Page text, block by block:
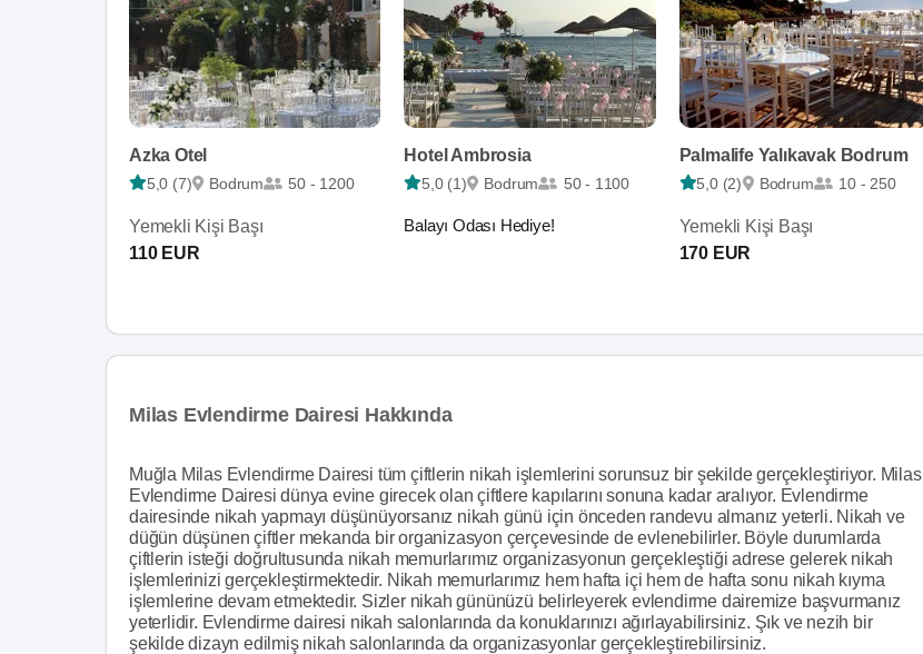
Azka Otel
5,0 (7) Bodrum 50 - 1200
Yemekli Kişi Başı
110 EUR
Hotel Ambrosia
5,0 (1) Bodrum 50 - 1100
Balayı Odası Hediye!
Palmalife Yalıkavak Bodrum
5,0 (2) Bodrum 10 - 250
Yemekli Kişi Başı
170 EUR
Milas Evlendirme Dairesi Hakkında
Muğla Milas Evlendirme Dairesi tüm çiftlerin nikah işlemlerini sorunsuz bir şekilde gerçekleştiriyor. Milas
Evlendirme Dairesi dünya evine girecek olan çiftlere kapılarını sonuna kadar aralıyor. Evlendirme
dairesinde nikah yapmayı düşünüyorsanız nikah günü için önceden randevu almanız yeterli. Nikah ve
düğün düşünen çiftler mekanda bir organizasyon çerçevesinde de evlenebilirler. Böyle durumlarda
çiftlerin isteği doğrultusunda nikah memurlarımız organizasyonun gerçekleştiği adrese gelerek nikah
işlemlerinizi gerçekleştirmektedir. Nikah memurlarımız hem hafta içi hem de hafta sonu nikah kıyma
işlemlerine devam etmektedir. Sizler nikah gününüzü belirleyerek evlendirme dairemize başvurmanız
yeterlidir. Evlendirme dairesi nikah salonlarında da konuklarınızı ağırlayabilirsiniz. Şık ve nezih bir
şekilde dizayn edilmiş nikah salonlarında da organizasyonlar gerçekleştirebilirsiniz.